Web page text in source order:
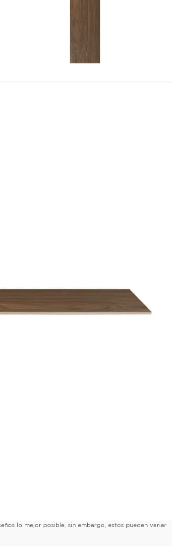
lo mejor posible, sin embargo, estos pueden variar